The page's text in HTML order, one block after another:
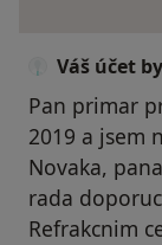
Váš účet
Pan primar
2019 a jsem
Novaka,
rada
Refrakcnim